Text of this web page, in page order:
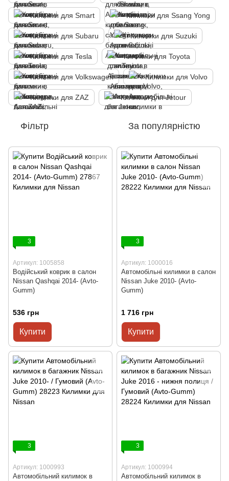
Килимки для Smart Килимки для Ssang Yong
Килимки для Subaru Килимки для Suzuki
Килимки для Tesla Килимки для Toyota
Килимки для Volkswagen Килимки для Volvo
Килимки для ZAZ Килимки для Jetour
Фільтр За популярністю
3
Артикул: 1005858
Водійський коврик в салон
Nissan Qashqai 2014- (Avto-
Gumm)
536 грн
Купити
3
Артикул: 1000016
Автомобільні килимки в салон
Nissan Juke 2010- (Avto-
Gumm)
1 716 грн
Купити
3
Артикул: 1000993
Автомобільний килимок в
3
Артикул: 1000994
Автомобільний килимок в